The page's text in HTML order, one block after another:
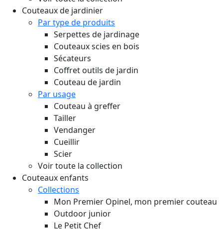
Couteaux de jardinier
Par type de produits
Serpettes de jardinage
Couteaux scies en bois
Sécateurs
Coffret outils de jardin
Couteau de jardin
Par usage
Couteau à greffer
Tailler
Vendanger
Cueillir
Scier
Voir toute la collection
Couteaux enfants
Collections
Mon Premier Opinel, mon premier couteau
Outdoor junior
Le Petit Chef